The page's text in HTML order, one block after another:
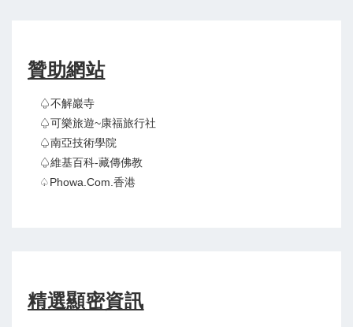
贊助網站
♤不解巖寺
♤可樂旅遊~康福旅行社
♤南亞技術學院
♤維基百科-藏傳佛教
♤Phowa.com.香港
精選顯密資訊